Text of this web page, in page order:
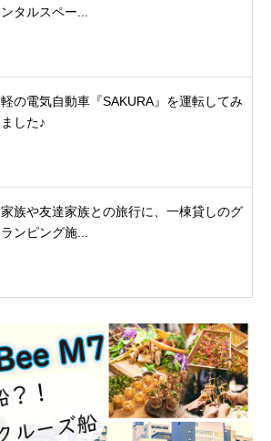
ンタルスペー...
軽の電気自動車『SAKURA』を運転してみ
ました♪
家族や友達家族との旅行に、一棟貸しのグ
ランピング施...